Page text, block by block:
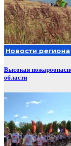
Новости региона
Высокая
области